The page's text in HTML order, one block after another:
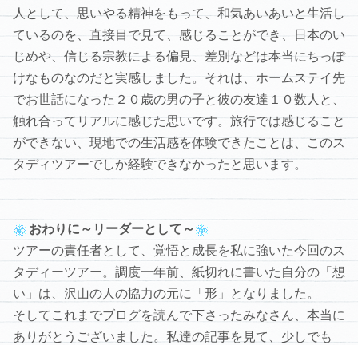
人として、思いやる精神をもって、和気あいあいと生活し
ているのを、直接目で見て、感じることができ、日本のい
じめや、信じる宗教による偏見、差別などは本当にちっぽ
けなものなのだと実感しました。それは、ホームステイ先
でお世話になった２０歳の男の子と彼の友達１０数人と、
触れ合ってリアルに感じた思いです。旅行では感じること
ができない、現地での生活感を体験できたことは、このス
タディツアーでしか経験できなかったと思います。
おわりに～リーダーとして～
ツアーの責任者として、覚悟と成長を私に強いた今回のス
タディーツアー。調度一年前、紙切れに書いた自分の「想
い」は、沢山の人の協力の元に「形」となりました。
そしてこれまでブログを読んで下さったみなさん、本当に
ありがとうございました。私達の記事を見て、少しでも